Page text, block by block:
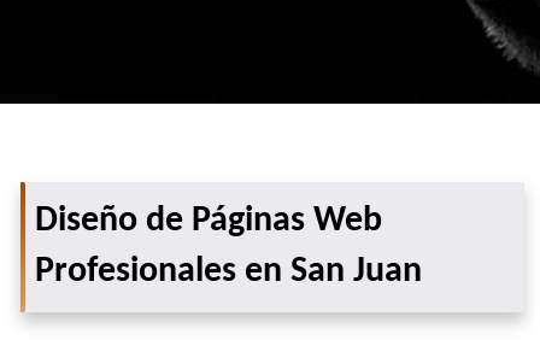
Diseño de Páginas Web
Profesionales en San Juan